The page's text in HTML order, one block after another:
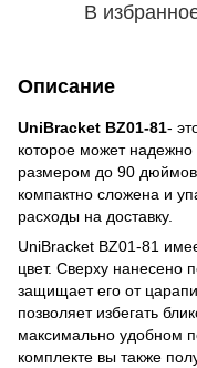
В
Описание
UniBracket BZ01-81-
которое может
размером до 90 дюймов
компактно сложена и
расходы на доставку.
UniBracket BZ01-81
цвет. Сверху нанесено
защищает его от
позволяет избегать
максимально удобном
комплекте вы также